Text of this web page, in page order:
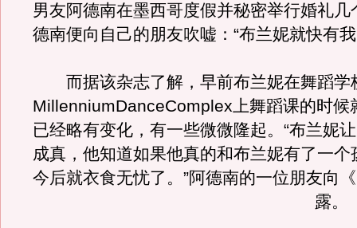
男友阿德南在墨西哥度假并秘密举行婚礼几
德南便向自己的朋友吹嘘：“布兰妮就快有
而据该杂志了解，早前布兰妮在舞蹈学
MillenniumDanceComplex上舞蹈课的时候
已经略有变化，有一些微微隆起。“布兰妮
成真，他知道如果他真的和布兰妮有了一个
今后就衣食无忧了。 ”阿德南的一位朋友向
露。